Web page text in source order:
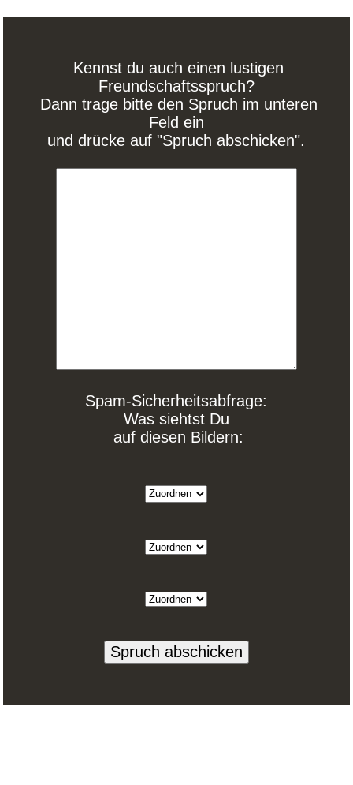
Kennst du auch einen lustigen
Freundschaftsspruch?
Dann trage bitte den Spruch im unteren
Feld ein
und drücke auf "Spruch abschicken".
Spam-Sicherheitsabfrage:
Was siehtst Du
auf diesen Bildern: